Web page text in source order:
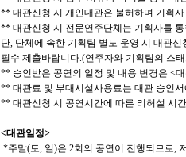
** 대관신청 시 개인대관은 불허하며 기획
** 대관신청 시 전문연주단체는 기획사를
단, 단체에 속한 기획팀 별도 운영 시 대관신
필수 제출바랍니다.(연주자와 기획팀의 스
** 승인받은 공연의 일정 및 내용 변경은 <
** 대관료 및 부대시설사용료는 대관 승인
** 대관신청 시 공연시간에 따른 리허설 시
<대관일정>
*주말(토, 일)은 2회의 공연이 진행되므로,